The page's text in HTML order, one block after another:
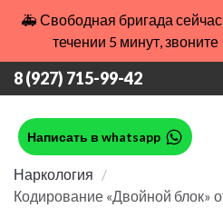
🚑 Свободная бригада
течении 5 минут,
8 (927) 715-99-42
Написать в whatsapp
Наркология
Кодирование «Двойной блок»